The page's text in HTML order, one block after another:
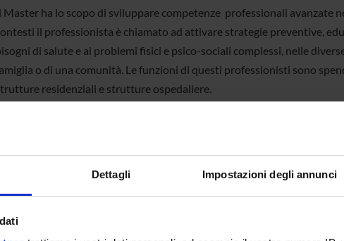
Dettagli Impostazioni degli annunci
Master ha lo scopo di sviluppare competenze professionali avanzate
il professionista è chiamato ad attivare strategie preventive,
di salute e ai problemi fisici e psico-sociali complessi, nelle
o di una comunità. Le funzioni di questi professionisti sono
residenziali e strutture ospedaliere.
COURSE DETAILS